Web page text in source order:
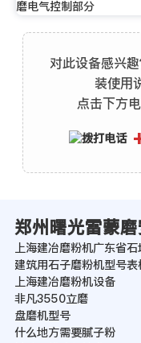
磨电气控制部分
对此设备感兴
装使用
点击下方
郑州曙光雷蒙
上海建冶磨粉机广东省
建筑用石子磨粉机型号表
上海建冶磨粉机设备
非凡3550立磨
盘磨机型号
什么地方需要腻子粉